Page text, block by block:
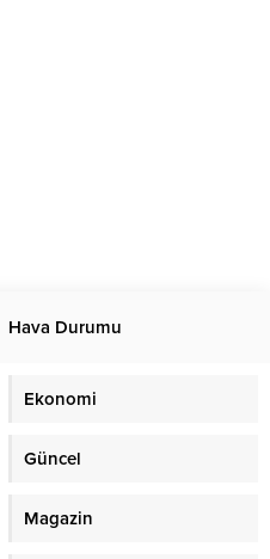
Hava Durumu
Ekonomi
Güncel
Magazin